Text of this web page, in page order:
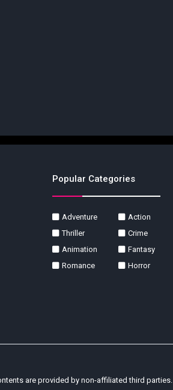
Popular Categories
Adventure
Action
Thriller
Crime
Animation
Fantasy
Romance
Horror
are provided by non-affiliated third parties.